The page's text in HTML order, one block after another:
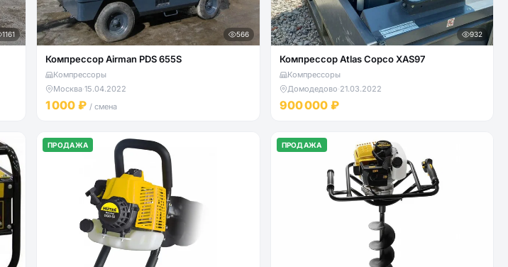
1161 566
Компрессор Airman PDS 655S
Компрессоры
Москва·15.04.2022
1 000 ₽ / смена
932
Компрессор Atlas Copco XAS97
Компрессоры
Домодедово·21.03.2022
900 000 ₽
ПРОДАЖА ПРОДАЖА